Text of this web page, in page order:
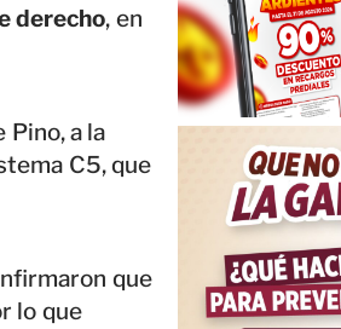
derecho, en
a la
C5, que
que
lo que